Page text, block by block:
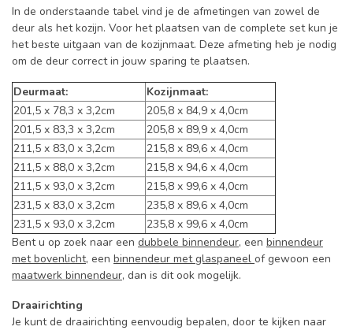
In de onderstaande tabel vind je de afmetingen van zowel de
deur als het kozijn. Voor het plaatsen van de complete set kun je
het beste uitgaan van de kozijnmaat. Deze afmeting heb je nodig
om de deur correct in jouw sparing te plaatsen.
Deurmaat:
Kozijnmaat:
201,5 x 78,3 x 3,2cm
205,8 x 84,9 x 4,0cm
201,5 x 83,3 x 3,2cm
205,8 x 89,9 x 4,0cm
211,5 x 83,0 x 3,2cm
215,8 x 89,6 x 4,0cm
211,5 x 88,0 x 3,2cm
215,8 x 94,6 x 4,0cm
211,5 x 93,0 x 3,2cm
215,8 x 99,6 x 4,0cm
231,5 x 83,0 x 3,2cm
235,8 x 89,6 x 4,0cm
231,5 x 93,0 x 3,2cm
235,8 x 99,6 x 4,0cm
Bent u op zoek naar een dubbele binnendeur, een binnendeur
met bovenlicht, een binnendeur met glaspaneel of gewoon een
maatwerk binnendeur, dan is dit ook mogelijk.
Draairichting
Je kunt de draairichting eenvoudig bepalen, door te kijken naar